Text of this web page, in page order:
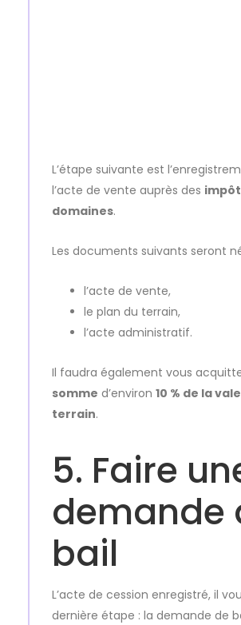
L’étape suivante est
l’acte de vente auprès des
domaines.
Les documents suivants seront
l’acte de vente,
le plan du terrain,
l’acte administratif.
Il faudra également vous
somme d’environ 10 % de la
terrain.
5. Faire
demande
bail
L’acte de cession enregistré, il
dernière étape : la demande de